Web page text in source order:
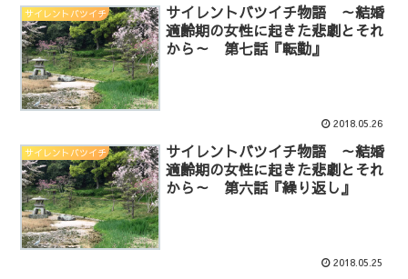
サイレントバツイチ
サイレントバツイチ物語 ～結婚
適齢期の女性に起きた悲劇とそれ
から～ 第七話『転勤』
2018.05.26
サイレントバツイチ
サイレントバツイチ物語 ～結婚
適齢期の女性に起きた悲劇とそれ
から～ 第六話『繰り返し』
2018.05.25